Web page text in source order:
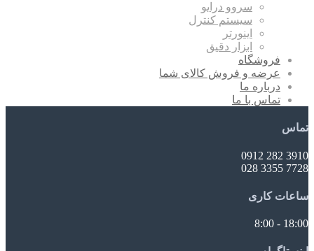
سروو درایو
سیستم کنترل
اینورتر
ابزار دقیق
فروشگاه
عرضه و فروش کالای شما
درباره ما
تماس با ما
تماس
3910 282 0912
7728 3355 028
ساعات کاری
18:00 - 8:00